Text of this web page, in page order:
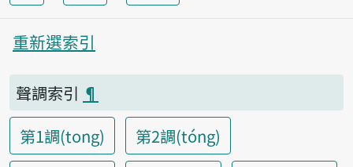
重新選索引
聲調索引 ¶
第1調(tong)
第2調(tóng)